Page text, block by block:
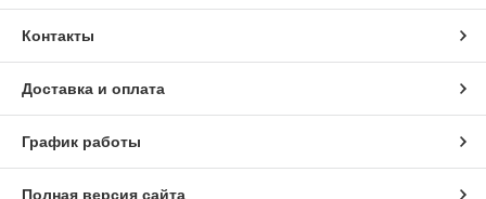
Контакты
Доставка и оплата
График работы
Полная версия сайта